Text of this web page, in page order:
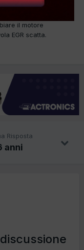
P1693
parte. Non arriva
il motore
EGR scatta.
Risposta
anni